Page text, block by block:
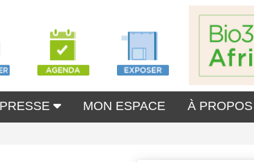
PRESSE MON ESPACE À PROPOS